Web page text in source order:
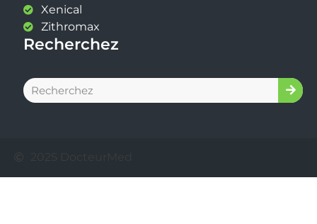
Xenical
Zithromax
Recherchez